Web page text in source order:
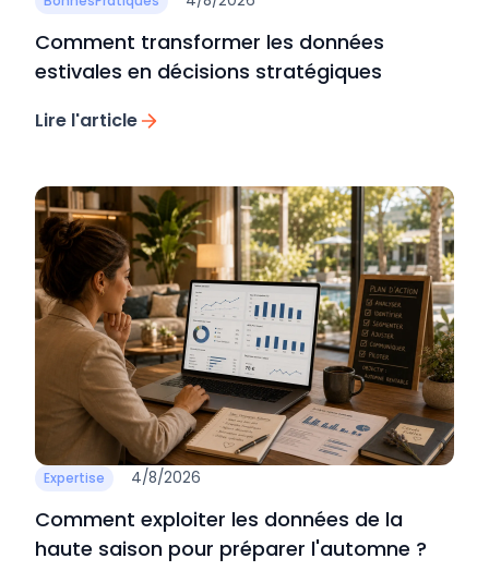
Comment transformer les données
estivales en décisions stratégiques
Lire l'article
Expertise 4/8/2026
Comment exploiter les données de la
haute saison pour préparer l'automne ?